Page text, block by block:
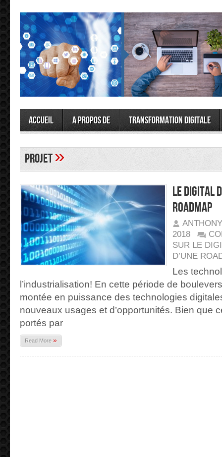
Accueil A propos de Transformation Digitale
projet»
Le digital
Roadmap
2018
SUR LE
D’UNE
Les
l’industrialisation! En cette période de
montée en puissance des technologies
nouveaux usages et d’opportunités. Bien que
portés par
Read More »